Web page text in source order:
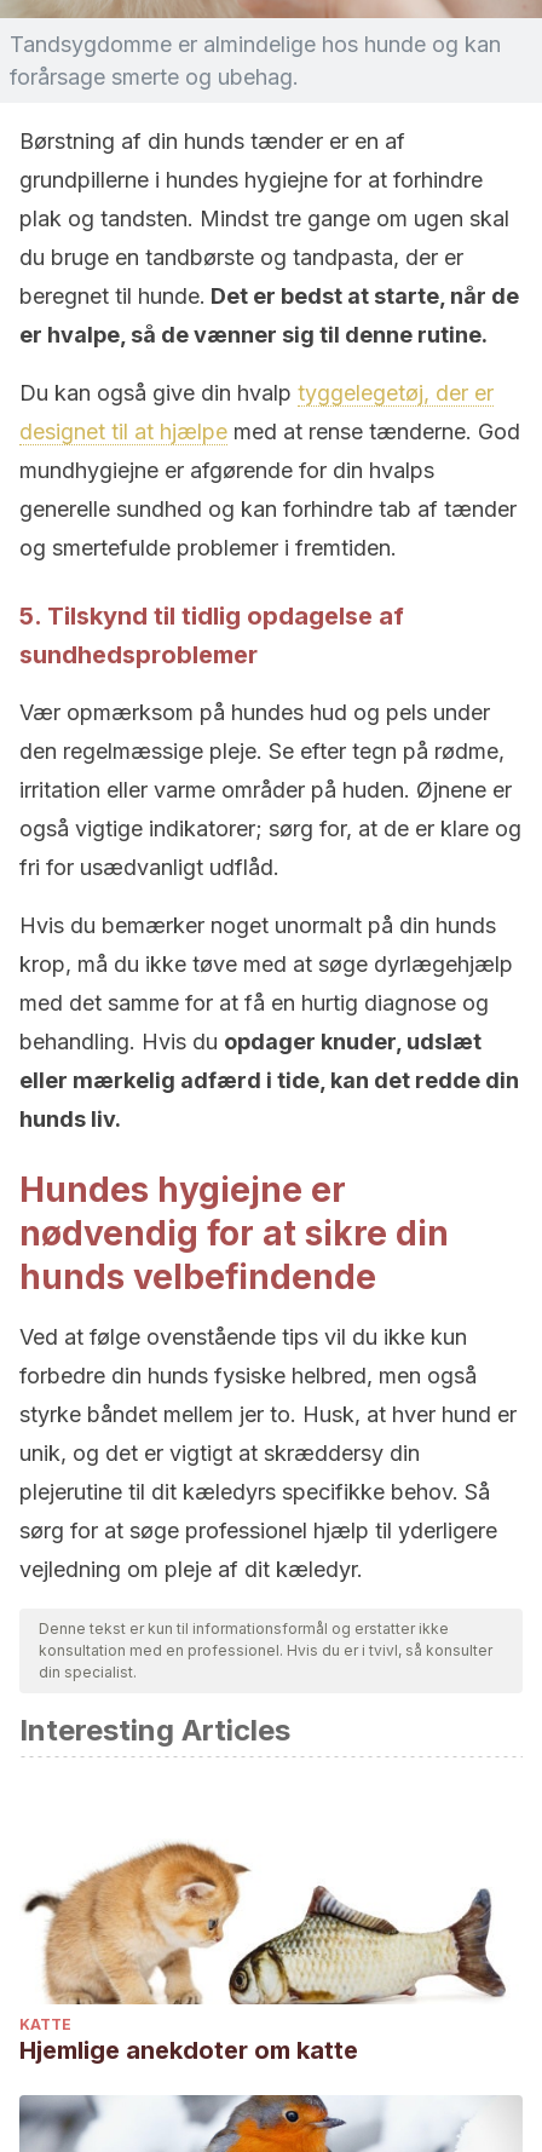
Tandsygdomme er almindelige hos hunde og kan
forårsage smerte og ubehag.
Børstning af din hunds tænder er en af
grundpillerne i hundes hygiejne for at forhindre
plak og tandsten. Mindst tre gange om ugen skal
du bruge en tandbørste og tandpasta, der er
beregnet til hunde. Det er bedst at starte, når de
er hvalpe, så de vænner sig til denne rutine.
Du kan også give din hvalp tyggelegetøj, der er
designet til at hjælpe med at rense tænderne. God
mundhygiejne er afgørende for din hvalps
generelle sundhed og kan forhindre tab af tænder
og smertefulde problemer i fremtiden.
5. Tilskynd til tidlig opdagelse af
sundhedsproblemer
Vær opmærksom på hundes hud og pels under
den regelmæssige pleje. Se efter tegn på rødme,
irritation eller varme områder på huden. Øjnene er
også vigtige indikatorer; sørg for, at de er klare og
fri for usædvanligt udflåd.
Hvis du bemærker noget unormalt på din hunds
krop, må du ikke tøve med at søge dyrlægehjælp
med det samme for at få en hurtig diagnose og
behandling. Hvis du opdager knuder, udslæt
eller mærkelig adfærd i tide, kan det redde din
hunds liv.
Hundes hygiejne er
nødvendig for at sikre din
hunds velbefindende
Ved at følge ovenstående tips vil du ikke kun
forbedre din hunds fysiske helbred, men også
styrke båndet mellem jer to. Husk, at hver hund er
unik, og det er vigtigt at skræddersy din
plejerutine til dit kæledyrs specifikke behov. Så
sørg for at søge professionel hjælp til yderligere
vejledning om pleje af dit kæledyr.
Denne tekst er kun til informationsformål og erstatter ikke
konsultation med en professionel. Hvis du er i tvivl, så konsulter
din specialist.
Interesting Articles
KATTE
Hjemlige anekdoter om katte